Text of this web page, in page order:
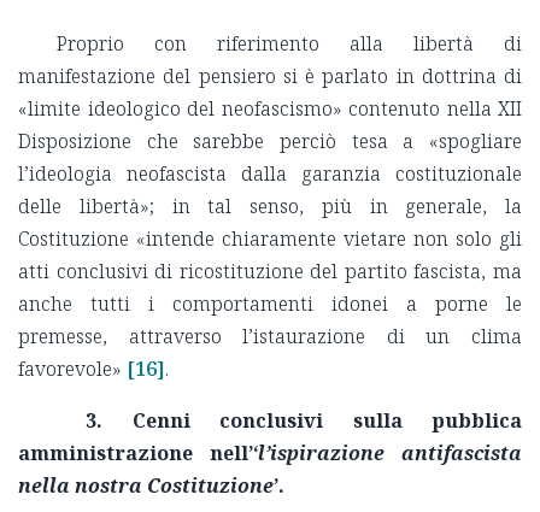
Proprio con riferimento alla libertà di
manifestazione del pensiero si è parlato in dottrina di
«limite ideologico del neofascismo» contenuto nella XII
Disposizione che sarebbe perciò tesa a «spogliare
l’ideologia neofascista dalla garanzia costituzionale
delle libertà»; in tal senso, più in generale, la
Costituzione «intende chiaramente vietare non solo gli
atti conclusivi di ricostituzione del partito fascista, ma
anche tutti i comportamenti idonei a porne le
premesse, attraverso l’istaurazione di un clima
favorevole» [16].
3. Cenni conclusivi sulla pubblica
amministrazione nell’‘l’ispirazione antifascista
nella nostra Costituzione’.